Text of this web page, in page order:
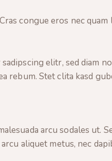
congue eros nec
elitr, sed diam
rebum. Stet clita kasd
arcu sodales ut.
aliquet metus, nec